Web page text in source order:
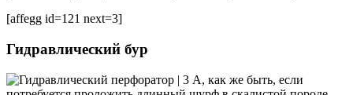
[affegg id=121 next=3]
Гидравлический бур
А, как же быть, если